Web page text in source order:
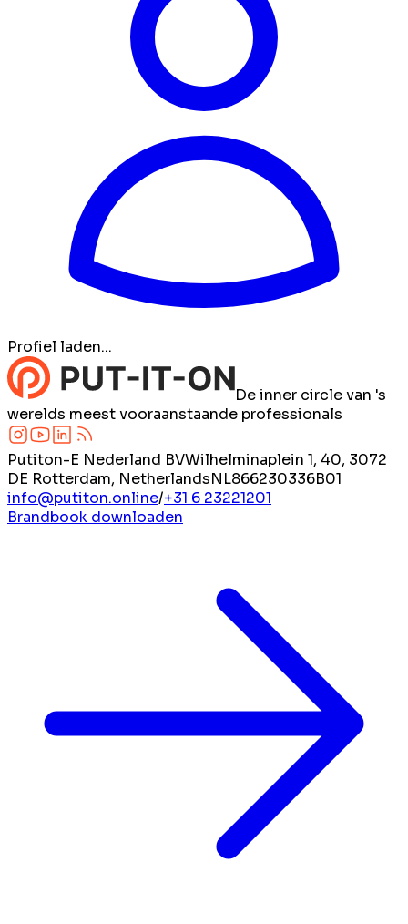
Profiel laden...
De inner circle van 's
werelds meest vooraanstaande professionals
Putiton-E Nederland BVWilhelminaplein 1, 40, 3072
DE Rotterdam, NetherlandsNL866230336B01
info@putiton.online/+31 6 23221201
Brandbook downloaden